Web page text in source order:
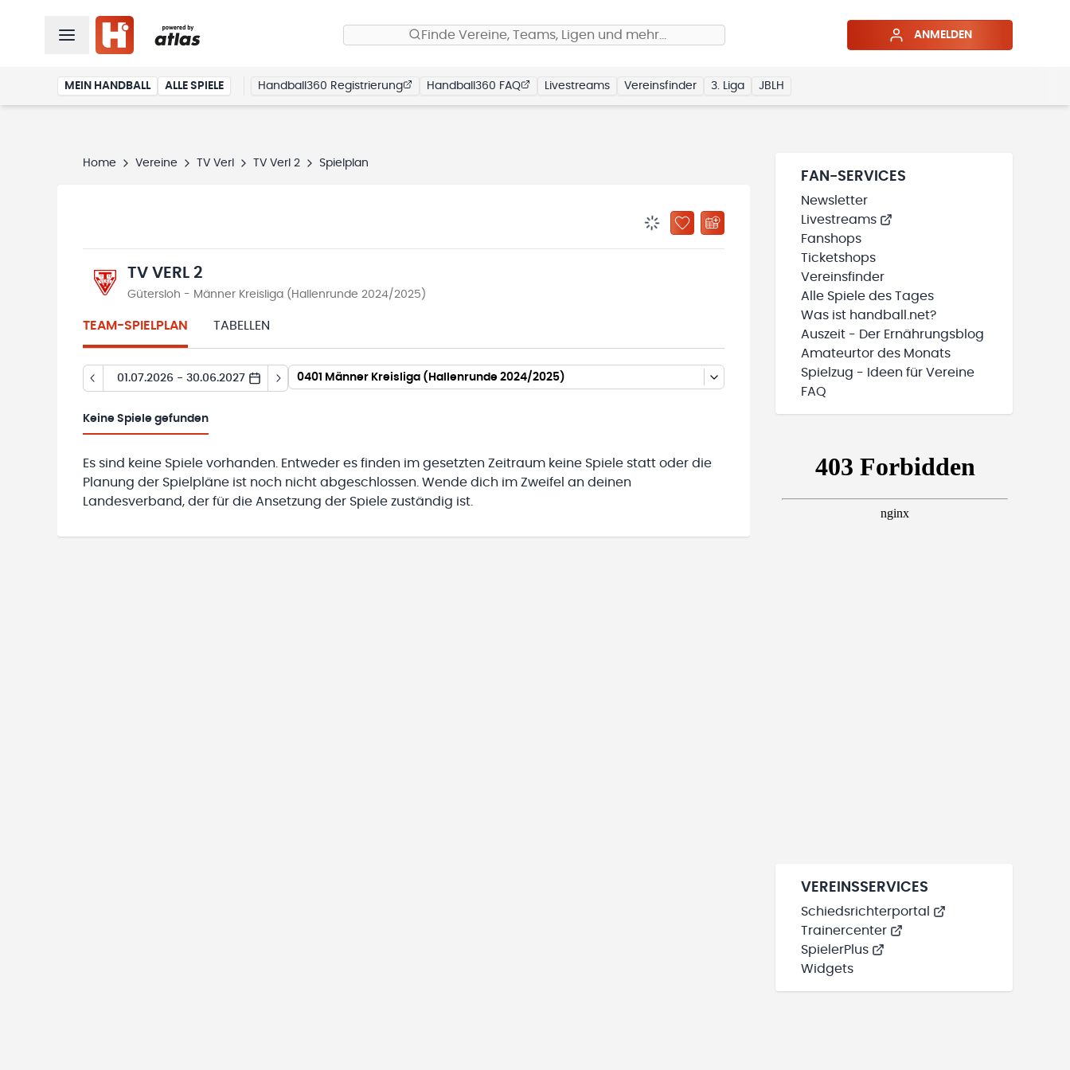
Finde Vereine, Teams, Ligen und mehr… ANMELDEN
MEIN HANDBALL ALLE SPIELE Handball360 Registrierung Handball360 FAQ Livestreams Vereinsfinder 3. Liga JBLH
Home Vereine TV Verl TV Verl 2 Spielplan
BENACHRICHTIGUNGSSTATUS WIRD GELADEN
ZU „MEINE TEAMS“ HINZUFÜGEN
TV VERL 2
Gütersloh - Männer Kreisliga (Hallenrunde 2024/2025)
TEAM-SPIELPLAN TABELLEN
01.07.2026 - 30.06.2027 0401 Männer Kreisliga (Hallenrunde 2024/2025)
Keine Spiele gefunden
Es sind keine Spiele vorhanden. Entweder es finden im gesetzten Zeitraum keine Spiele statt oder die
Planung der Spielpläne ist noch nicht abgeschlossen. Wende dich im Zweifel an deinen
Landesverband, der für die Ansetzung der Spiele zuständig ist.
FAN-SERVICES
Newsletter
Livestreams
Fanshops
Ticketshops
Vereinsfinder
Alle Spiele des Tages
Was ist handball.net?
Auszeit - Der Ernährungsblog
Amateurtor des Monats
Spielzug - Ideen für Vereine
FAQ
VEREINSSERVICES
Schiedsrichterportal
Trainercenter
SpielerPlus
Widgets